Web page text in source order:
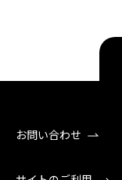
お問い合わせ